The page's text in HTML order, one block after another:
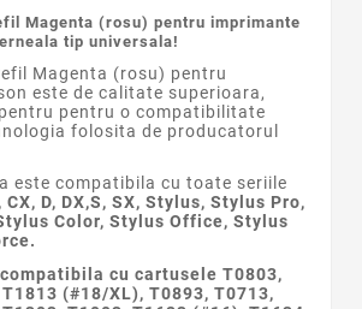
Magenta (rosu) pentru imprimante
tip universala!
Magenta (rosu) pentru
este de calitate superioara,
pentru o compatibilitate
folosita de producatorul
este compatibila cu toate seriile
CX, D, DX,S, SX, Stylus, Stylus Pro,
Color, Stylus Office, Stylus
cu cartusele T0803,
(#18/XL), T0893, T0713,